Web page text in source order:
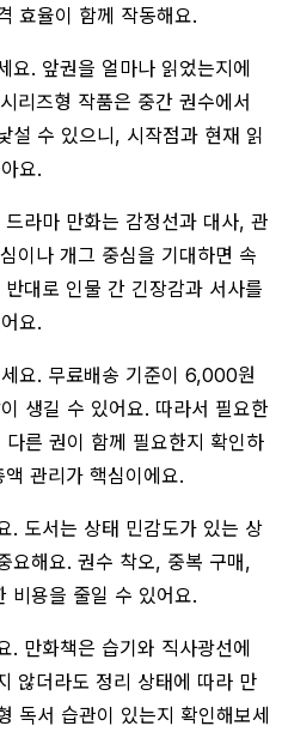
효율이 함께 작동해요.
요. 앞권을 얼마나 읽었는지에
리즈형 작품은 중간 권수에서
설 수 있으니, 시작점과 현재 읽
요.
라마 만화는 감정선과 대사, 관
이나 개그 중심을 기대하면 속
대로 인물 간 긴장감과 서사를
요.
요. 무료배송 기준이 6,000원
생길 수 있어요. 따라서 필요한
른 권이 함께 필요한지 확인하
관리가 핵심이에요.
. 도서는 상태 민감도가 있는 상
요해요. 권수 착오, 중복 구매,
비용을 줄일 수 있어요.
. 만화책은 습기와 직사광선에
않더라도 정리 상태에 따라 만
독서 습관이 있는지 확인해보세